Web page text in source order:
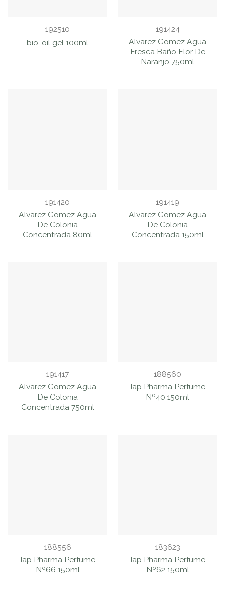
192510
bio-oil gel 100ml
191424
Alvarez Gomez Agua
Fresca Baño Flor De
Naranjo 750ml
191420
Alvarez Gomez Agua
De Colonia
Concentrada 80ml
191419
Alvarez Gomez Agua
De Colonia
Concentrada 150ml
191417
Alvarez Gomez Agua
De Colonia
Concentrada 750ml
188560
Iap Pharma Perfume
Nº40 150ml
188556
Iap Pharma Perfume
Nº66 150ml
183623
Iap Pharma Perfume
Nº62 150ml